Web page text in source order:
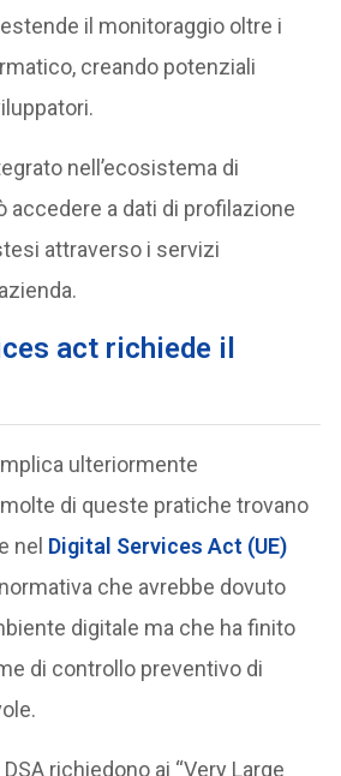
estende il monitoraggio oltre i
creando potenziali
nell’ecosistema di
accedere a dati di profilazione
attraverso i servizi
act richiede il
ulteriormente
di queste pratiche trovano
nel Digital Services Act (UE)
che avrebbe dovuto
digitale ma che ha finito
di controllo preventivo di
richiedono ai “Very Large